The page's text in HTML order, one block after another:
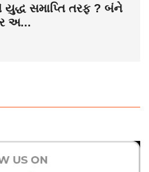
યુદ્ધ સમાપ્તિ તરફ ? બંને
અ...